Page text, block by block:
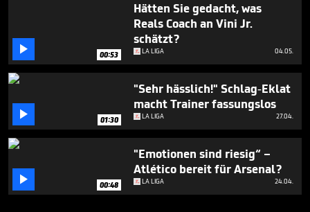
 00:53
Hätten Sie gedacht, was
Reals Coach an Vini Jr.
schätzt?
LA LIGA 04.05.
 01:30
"Sehr hässlich!" Schlag-Eklat
macht Trainer fassungslos
LA LIGA 27.04.
 00:48
"Emotionen sind riesig“ –
Atlético bereit für Arsenal?
LA LIGA 24.04.